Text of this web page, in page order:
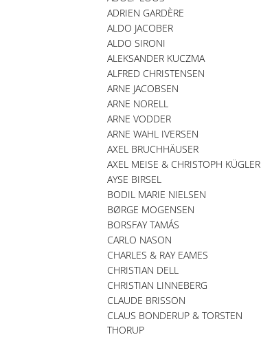
ADRIEN GARDÈRE
ALDO JACOBER
ALDO SIRONI
ALEKSANDER KUCZMA
ALFRED CHRISTENSEN
ARNE JACOBSEN
ARNE NORELL
ARNE VODDER
ARNE WAHL IVERSEN
AXEL BRUCHHÄUSER
AXEL MEISE & CHRISTOPH KÜGLER
AYSE BIRSEL
BODIL MARIE NIELSEN
BØRGE MOGENSEN
BORSFAY TAMÁS
CARLO NASON
CHARLES & RAY EAMES
CHRISTIAN DELL
CHRISTIAN LINNEBERG
CLAUDE BRISSON
CLAUS BONDERUP & TORSTEN
THORUP